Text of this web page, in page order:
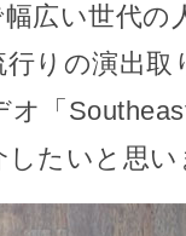
広い世代の
りの演出取
「
したいと思